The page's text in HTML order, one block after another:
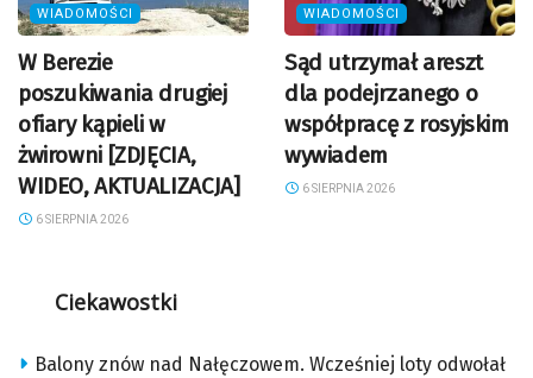
WIADOMOŚCI
W Berezie
poszukiwania drugiej
ofiary kąpieli w
żwirowni [ZDJĘCIA,
WIDEO, AKTUALIZACJA]
6 SIERPNIA 2026
WIADOMOŚCI
Sąd utrzymał areszt
dla podejrzanego o
współpracę z rosyjskim
wywiadem
6 SIERPNIA 2026
Ciekawostki
Balony znów nad Nałęczowem. Wcześniej loty odwołał